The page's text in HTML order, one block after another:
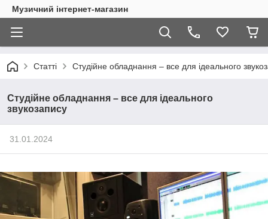
Музичний інтернет-магазин
Статті Студійне обладнання – все для ідеального
Студійне обладнання – все для ідеального
звукозапису
31.01.2024